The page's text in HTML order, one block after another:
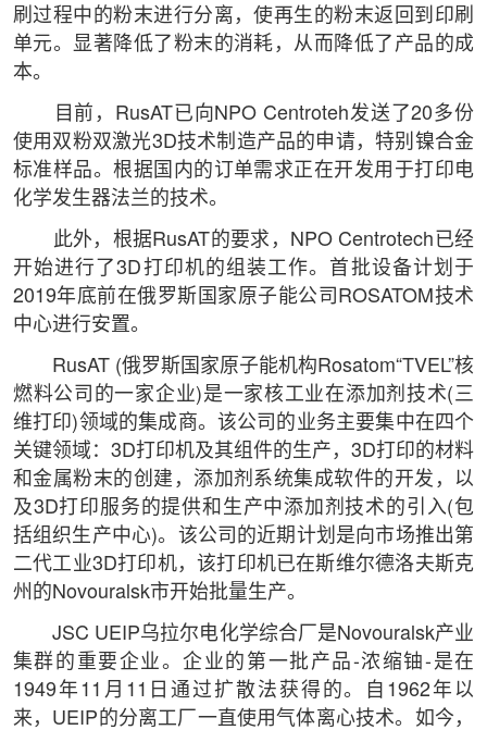
刷过程中的粉末进行分离，使再生的粉末返回到印刷
单元。显著降低了粉末的消耗，从而降低了产品的成
本。
目前，RusAT已向NPO Centroteh发送了20多份
使用双粉双激光3D技术制造产品的申请，特别镍合金
标准样品。根据国内的订单需求正在开发用于打印电
化学发生器法兰的技术。
此外，根据RusAT的要求，NPO Centrotech已经
开始进行了3D打印机的组装工作。首批设备计划于
2019年底前在俄罗斯国家原子能公司ROSATOM技术
中心进行安置。
RusAT (俄罗斯国家原子能机构Rosatom“TVEL”核
燃料公司的一家企业)是一家核工业在添加剂技术(三
维打印)领域的集成商。该公司的业务主要集中在四个
关键领域：3D打印机及其组件的生产，3D打印的材料
和金属粉末的创建，添加剂系统集成软件的开发，以
及3D打印服务的提供和生产中添加剂技术的引入(包
括组织生产中心)。该公司的近期计划是向市场推出第
二代工业3D打印机，该打印机已在斯维尔德洛夫斯克
州的Novouralsk市开始批量生产。
JSC UEIP乌拉尔电化学综合厂是Novouralsk产业
集群的重要企业。企业的第一批产品-浓缩铀-是在
1949年11月11日通过扩散法获得的。自1962年以
来，UEIP的分离工厂一直使用气体离心技术。如今，